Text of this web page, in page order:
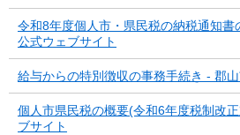
令和8年度個人市・県民税の納税通知
公式ウェブサイト
給与からの特別徴収の事務手続き - 郡
個人市県民税の概要(令和6年度税制改
ブサイト